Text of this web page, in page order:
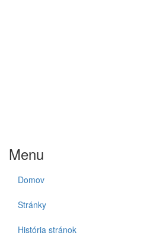
Menu
Domov
Stránky
História stránok